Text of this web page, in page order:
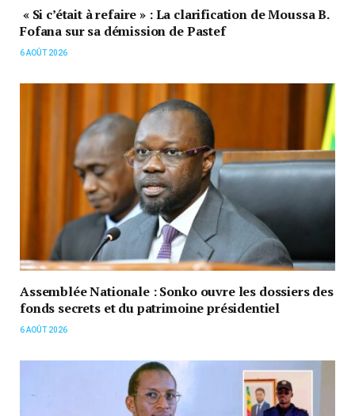
« Si c’était à refaire » : La clarification de Moussa B.
Fofana sur sa démission de Pastef
6 AOÛT 2026
Assemblée Nationale : Sonko ouvre les dossiers des
fonds secrets et du patrimoine présidentiel
6 AOÛT 2026